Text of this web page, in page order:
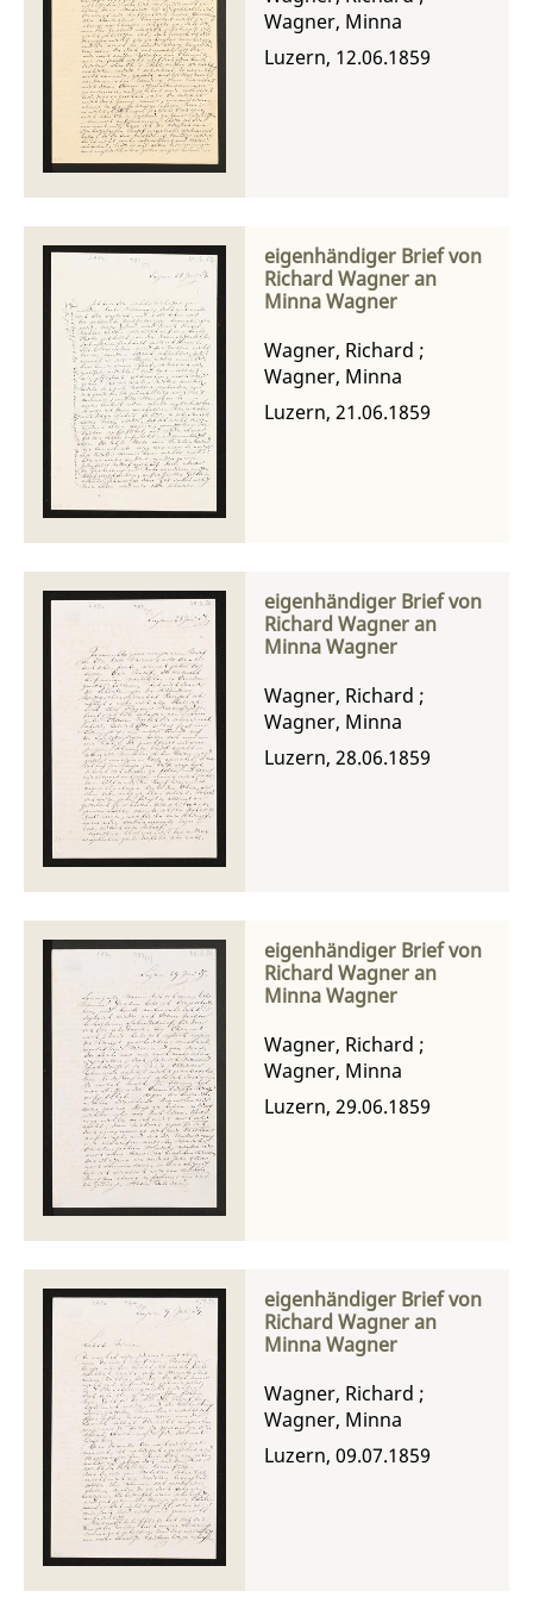
Wagner, Minna
Luzern, 12.06.1859
eigenhändiger Brief von
Richard Wagner an
Minna Wagner
Wagner, Richard ;
Wagner, Minna
Luzern, 21.06.1859
eigenhändiger Brief von
Richard Wagner an
Minna Wagner
Wagner, Richard ;
Wagner, Minna
Luzern, 28.06.1859
eigenhändiger Brief von
Richard Wagner an
Minna Wagner
Wagner, Richard ;
Wagner, Minna
Luzern, 29.06.1859
eigenhändiger Brief von
Richard Wagner an
Minna Wagner
Wagner, Richard ;
Wagner, Minna
Luzern, 09.07.1859